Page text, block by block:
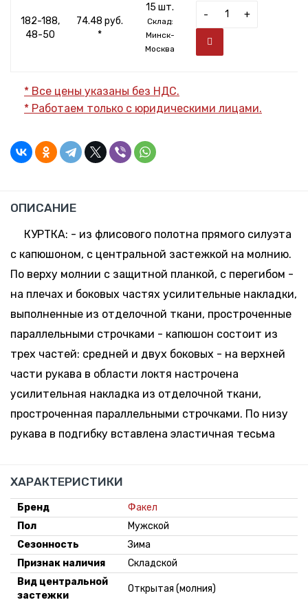
182-188,
48-50
74.48 руб.
*
15 шт.
Склад:
Минск-
Москва
- +
* Все цены указаны без НДС.
* Работаем только с юридическими лицами.
ОПИСАНИЕ
КУРТКА: - из флисового полотна прямого силуэта
с капюшоном, с центральной застежкой на молнию.
По верху молнии с защитной планкой, с перегибом -
на плечах и боковых частях усилительные накладки,
выполненные из отделочной ткани, простроченные
параллельными строчками - капюшон состоит из
трех частей: средней и двух боковых - на верхней
части рукава в области локтя настрочена
усилительная накладка из отделочной ткани,
простроченная параллельными строчками. По низу
рукава в подгибку вставлена эластичная тесьма
ХАРАКТЕРИСТИКИ
Бренд
Факел
Пол
Мужской
Сезонность
Зима
Признак наличия
Складской
Вид центральной
застежки
Открытая (молния)